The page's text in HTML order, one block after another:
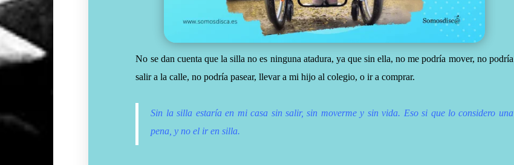
No se dan cuenta que la silla no es ninguna atadura, ya que sin ella, no me podría mover, no podría
salir a la calle, no podría pasear, llevar a mi hijo al colegio, o ir a comprar.
Sin la silla estaría en mi casa sin salir, sin moverme y sin vida. Eso si que lo considero una
pena, y no el ir en silla.